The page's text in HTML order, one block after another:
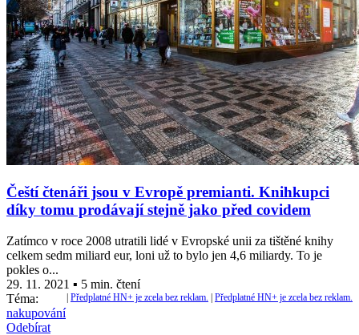
Čeští čtenáři jsou v Evropě premianti. Knihkupci
díky tomu prodávají stejně jako před covidem
Zatímco v roce 2008 utratili lidé v Evropské unii za tištěné knihy
celkem sedm miliard eur, loni už to bylo jen 4,6 miliardy. To je
pokles o...
29. 11. 2021 ▪ 5 min. čtení
| Předplatné HN+ je zcela bez reklam.
| Předplatné HN+ je zcela bez reklam.
Téma:
nakupování
Odebírat